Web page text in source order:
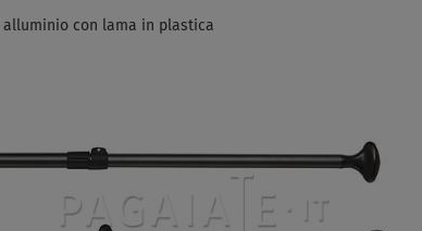
alluminio con lama in plastica